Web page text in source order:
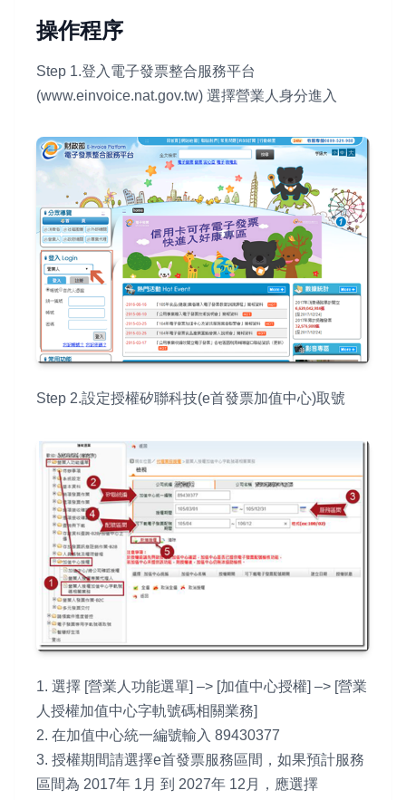
操作程序
Step 1.登入電子發票整合服務平台
(www.einvoice.nat.gov.tw) 選擇營業人身分進入
Step 2.設定授權矽聯科技(e首發票加值中心)取號
1. 選擇 [營業人功能選單] –> [加值中心授權] –> [營業
人授權加值中心字軌號碼相關業務]
2. 在加值中心統一編號輸入 89430377
3. 授權期間請選擇e首發票服務區間，如果預計服務
區間為 2017年 1月 到 2027年 12月，應選擇